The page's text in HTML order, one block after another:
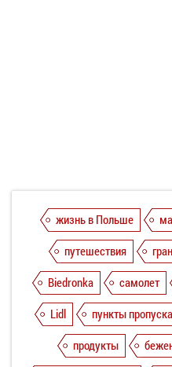
жизнь в Польше
путешествия
Biedronka
самолет
Lidl
пункты пропуска
продукты